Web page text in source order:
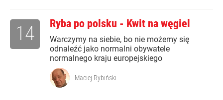
Ryba po polsku - Kwit na węgiel
Warczymy na siebie, bo nie możemy się
odnaleźć jako normalni obywatele
normalnego kraju europejskiego
14
Maciej Rybiński